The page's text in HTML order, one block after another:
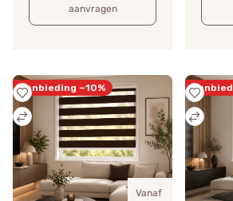
aanvragen
Vanaf
Aanbieding −10%